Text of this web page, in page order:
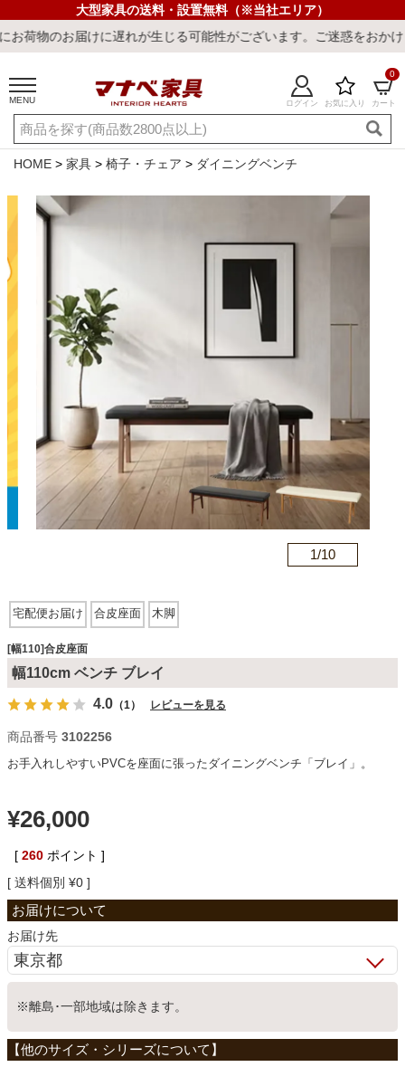
大型家具の送料・設置無料（※当社エリア）
に遅れが生じる可能性がございます。ご迷惑をおかけしまして誠に
MENU ログイン お気に入り カート
0
ご利用ガイド 新規会員登録
店舗一覧 閲覧履歴
カテゴリから探す
ソファ
ダイニングテーブル・セット
椅子・チェア
収納家具
ホームオフィス
HOME 家具 椅子・チェア ダイニングベンチ
1/10
宅配便お届け 合皮座面 木脚
[幅110]合皮座面
幅110cm ベンチ ブレイ
4.0 （1） レビューを見る
商品番号 3102256
お手入れしやすいPVCを座面に張ったダイニングベンチ「ブレイ」。
¥26,000
[ 260 ポイント ]
送料個別 ¥0
お届け先
※離島･一部地域は除きます。